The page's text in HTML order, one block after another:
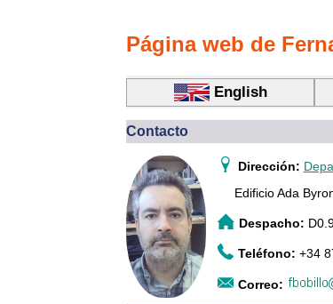
Página web de
English
Contacto
Dirección:
Edificio Ada
Despacho:
Teléfono: +34
Correo: